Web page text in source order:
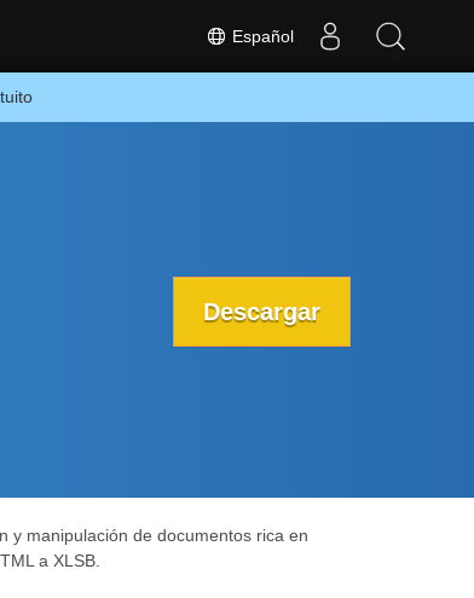
Español
Descargar
y manipulación de documentos rica en
a XLSB.